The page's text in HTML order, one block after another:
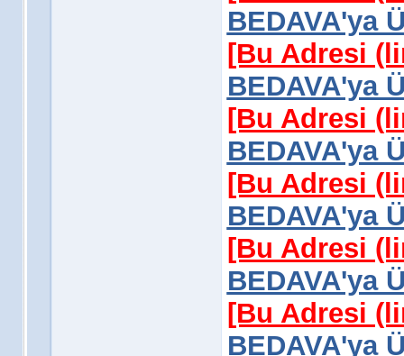
BEDAVA'ya
[Bu Adresi
BEDAVA'ya
[Bu Adresi
BEDAVA'ya
[Bu Adresi
BEDAVA'ya
[Bu Adresi
BEDAVA'ya
[Bu Adresi
BEDAVA'ya